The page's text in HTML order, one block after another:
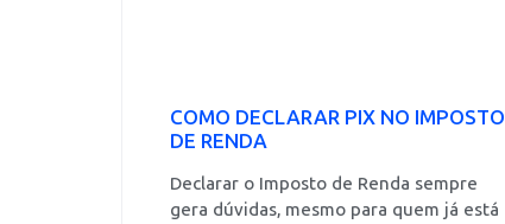
COMO DECLARAR PIX NO IMPOSTO
DE RENDA
Declarar o Imposto de Renda sempre
gera dúvidas, mesmo para quem já está